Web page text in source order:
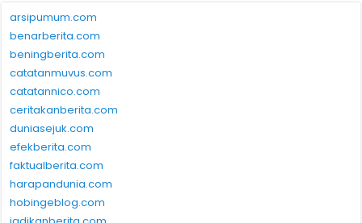
arsipumum.com
benarberita.com
beningberita.com
catatanmuvus.com
catatannico.com
ceritakanberita.com
duniasejuk.com
efekberita.com
faktualberita.com
harapandunia.com
hobingeblog.com